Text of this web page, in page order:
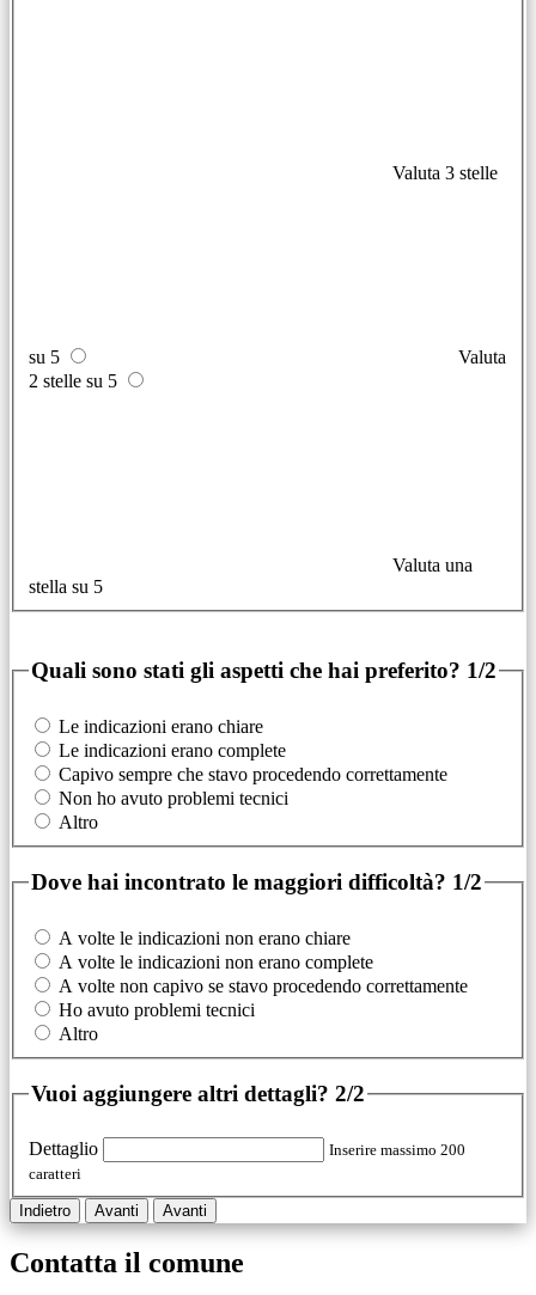
Valuta 3 stelle
su 5
Valuta
2 stelle su 5
Valuta una
stella su 5
Quali sono stati gli aspetti che hai preferito? 1/2
Le indicazioni erano chiare
Le indicazioni erano complete
Capivo sempre che stavo procedendo correttamente
Non ho avuto problemi tecnici
Altro
Dove hai incontrato le maggiori difficoltà? 1/2
A volte le indicazioni non erano chiare
A volte le indicazioni non erano complete
A volte non capivo se stavo procedendo correttamente
Ho avuto problemi tecnici
Altro
Vuoi aggiungere altri dettagli? 2/2
Dettaglio
Inserire massimo 200
caratteri
Indietro Avanti Avanti
Contatta il comune